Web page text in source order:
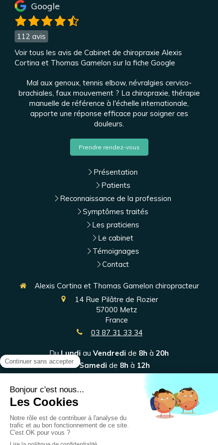
Google
112 avis
Voir tous les avis de Cabinet de chiropraxie Alexis
Cortina et Thomas Gamelon sur la fiche Google
Mal aux genoux, tennis elbow, névralgies cervico-
brachiales, faux mouvement ? La chiropraxie, thérapie
manuelle de référence à l'échelle internationale,
apporte une réponse efficace pour soigner ces
douleurs.
Prendre rendez-vous
Présentation
Patients
Reconnaissance de la profession
Symptômes traités
Les praticiens
Le cabinet
Témoignages
Contact
Alexis Cortina et Thomas Gamelon chiropracteur
14 Rue Pilâtre de Rozier
57000 Metz
France
03 87 31 33 34
DuLundi au Vendredi de 8h à 20h
LeSamedi de 8h à 12h